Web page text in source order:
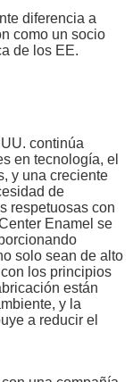
diferencia a
como un socio
de los EE.
continúa
en tecnología, el
y una creciente
de
respetuosas con
Enamel se
solo sean de alto
los principios
están
y la
a reducir el